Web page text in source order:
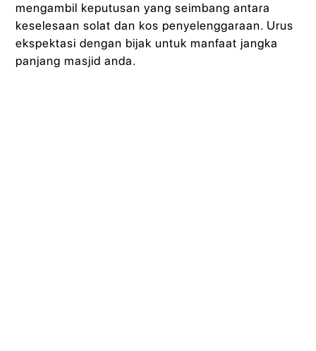
mengambil keputusan yang seimbang antara
keselesaan solat dan kos penyelenggaraan. Urus
ekspektasi dengan bijak untuk manfaat jangka
panjang masjid anda.